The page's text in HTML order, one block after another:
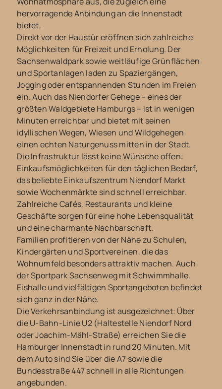
hervorragende Anbindung an die Innenstadt
bietet.
Direkt vor der Haustür eröffnen sich zahlreiche
Möglichkeiten für Freizeit und Erholung. Der
Sachsenwaldpark sowie weitläufige Grünflächen
und Sportanlagen laden zu Spaziergängen,
Jogging oder entspannenden Stunden im Freien
ein. Auch das Niendorfer Gehege – eines der
größten Waldgebiete Hamburgs – ist in wenigen
Minuten erreichbar und bietet mit seinen
idyllischen Wegen, Wiesen und Wildgehegen
einen echten Naturgenuss mitten in der Stadt.
Die Infrastruktur lässt keine Wünsche offen:
Einkaufsmöglichkeiten für den täglichen Bedarf,
das beliebte Einkaufszentrum Niendorf Markt
sowie Wochenmärkte sind schnell erreichbar.
Zahlreiche Cafés, Restaurants und kleine
Geschäfte sorgen für eine hohe Lebensqualität
und eine charmante Nachbarschaft.
Familien profitieren von der Nähe zu Schulen,
Kindergärten und Sportvereinen, die das
Wohnumfeld besonders attraktiv machen. Auch
der Sportpark Sachsenweg mit Schwimmhalle,
Eishalle und vielfältigen Sportangeboten befindet
sich ganz in der Nähe.
Die Verkehrsanbindung ist ausgezeichnet: Über
die U-Bahn-Linie U2 (Haltestelle Niendorf Nord
oder Joachim-Mähl-Straße) erreichen Sie die
Hamburger Innenstadt in rund 20 Minuten. Mit
dem Auto sind Sie über die A7 sowie die
Bundesstraße 447 schnell in alle Richtungen
angebunden.